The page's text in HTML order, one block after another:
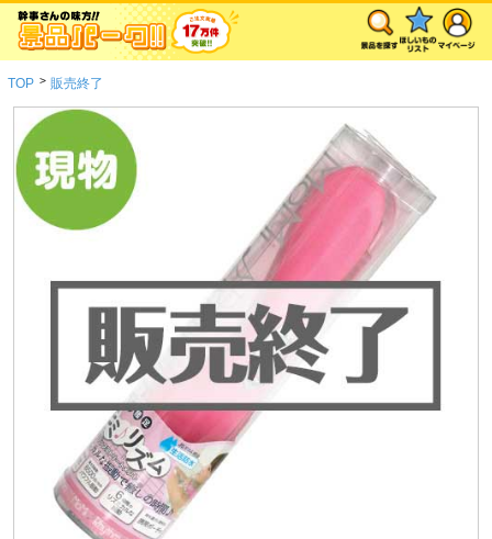
TOP > 販売終了